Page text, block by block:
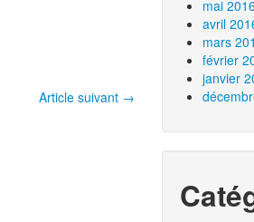
Article suivant →
mai 2016
avril
mars
février
janvier